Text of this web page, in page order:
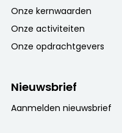
Onze kernwaarden
Onze activiteiten
Onze opdrachtgevers
Nieuwsbrief
Aanmelden nieuwsbrief